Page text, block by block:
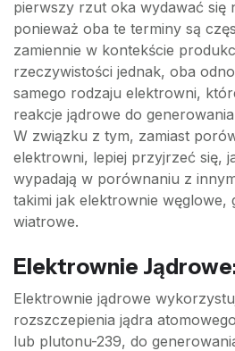
pierwszy rzut oka wydawać się
ponieważ oba te terminy są
zamiennie w kontekście
rzeczywistości jednak, oba
samego rodzaju elektrowni,
reakcje jądrowe do
W związku z tym, zamiast
elektrowni, lepiej przyjrzeć się,
wypadają w porównaniu z
takimi jak elektrownie węglowe,
wiatrowe.
Elektrownie Jądrowe:
Elektrownie jądrowe
rozszczepienia jądra
lub plutonu-239, do